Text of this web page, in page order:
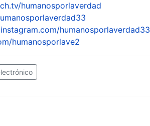
humanosporlaverdad
humanosporlaverdad33
humanosporlave2